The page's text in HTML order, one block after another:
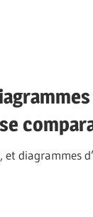
diagrammes